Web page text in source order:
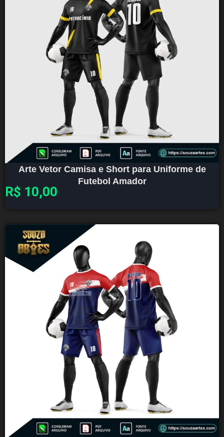
Arte Vetor Camisa e Short para Uniforme de
Futebol Amador
R$ 10,00